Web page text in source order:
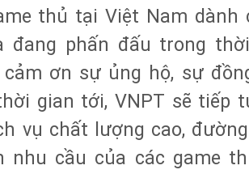
thủ tại Việt Nam
đang phấn đấu trong
ơn sự ủng hộ, sự
gian tới, VNPT sẽ tiếp
vụ chất lượng cao,
nhu cầu của các game